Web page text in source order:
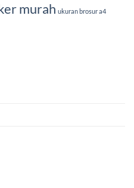
murah ukuran brosur a4